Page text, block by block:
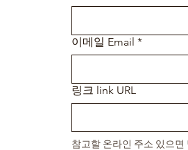
이메일 Email *
링크 link URL
참고할 온라인 주소 있으면